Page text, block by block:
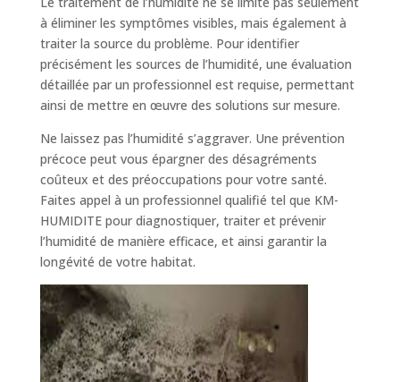
à éliminer les symptômes visibles, mais également à
traiter la source du problème. Pour identifier
précisément les sources de l’humidité, une évaluation
détaillée par un professionnel est requise, permettant
ainsi de mettre en œuvre des solutions sur mesure.
Ne laissez pas l’humidité s’aggraver. Une prévention
précoce peut vous épargner des désagréments
coûteux et des préoccupations pour votre santé.
Faites appel à un professionnel qualifié tel que KM-
HUMIDITE pour diagnostiquer, traiter et prévenir
l’humidité de manière efficace, et ainsi garantir la
longévité de votre habitat.